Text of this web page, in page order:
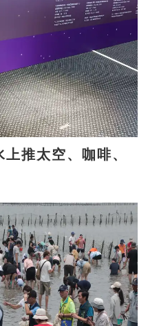
推太空、咖啡、